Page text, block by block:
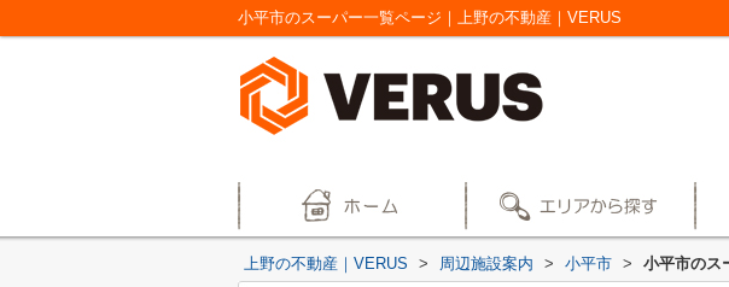
小平市のスーパー一覧ページ｜上野の不動産｜VERUS
上野の不動産｜VERUS > 周辺施設案内 > 小平市 > 小平市のス